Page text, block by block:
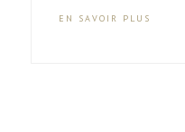
EN SAVOIR PLUS